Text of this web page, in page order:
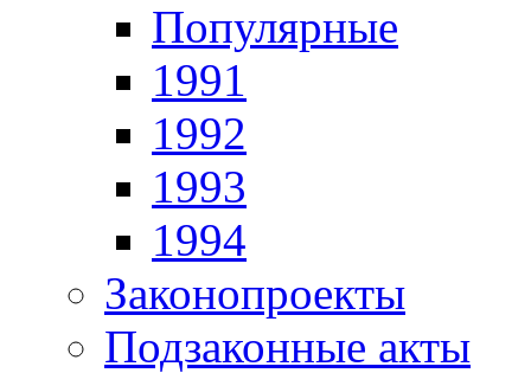
Популярные
1991
1992
1993
1994
Законопроекты
Подзаконные акты